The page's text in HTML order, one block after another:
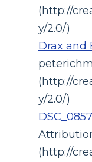
(http://
y/2.0/)
Drax and
(http://
y/2.0/)
DSC_0857
(http://